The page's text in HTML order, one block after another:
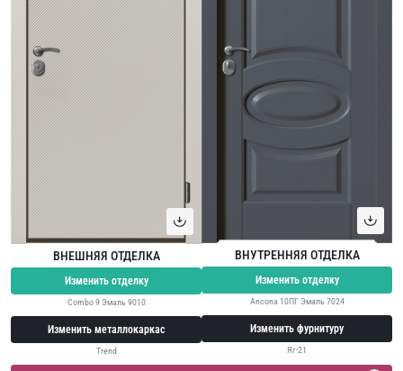
ВНЕШНЯЯ ОТДЕЛКА
Изменить отделку
Combo 9 Эмаль 9010
Изменить металлокаркас
Trend
ВНУТРЕННЯЯ ОТДЕЛКА
Изменить отделку
Ancona 10ПГ Эмаль 7024
Изменить фурнитуру
Яг-21